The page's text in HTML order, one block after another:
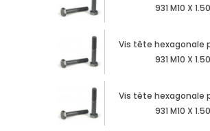
931 M10 X
Vis tête hexagonale
931 M10 X
Vis tête hexagonale
931 M10 X